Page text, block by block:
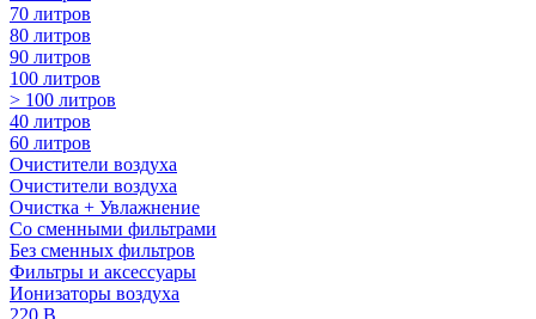
70 литров
80 литров
90 литров
100 литров
> 100 литров
40 литров
60 литров
Очистители воздуха
Очистители воздуха
Очистка + Увлажнение
Cо сменными фильтрами
Без сменных фильтров
Фильтры и аксессуары
Ионизаторы воздуха
220 В